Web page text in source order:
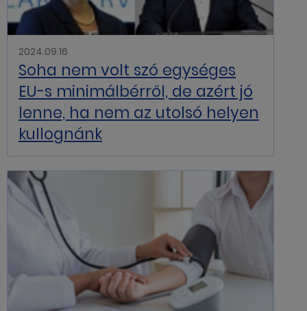
2024.09.16
Soha nem volt szó egységes
EU-s minimálbérről, de azért jó
lenne, ha nem az utolsó helyen
kullognánk